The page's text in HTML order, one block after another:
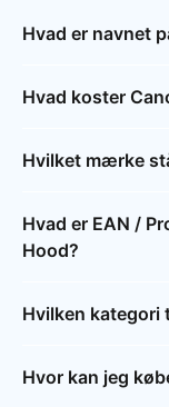
Hvad er navnet
Hvad koster
Hvilket mærke
Hvad er EAN /
Hood?
Hvilken kategori
Hvor kan jeg